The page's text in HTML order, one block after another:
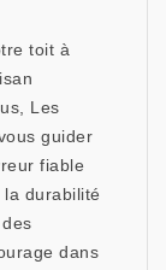
toit à
Les
guider
fiable
durabilité
dans